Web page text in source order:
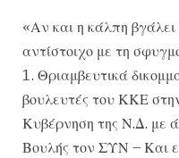
«Αν και η κάλπη
αντίστοιχο με τη
1. Θριαμβευτικά
βουλευτές του ΚΚΕ
Κυβέρνηση της Ν.Δ. με
Βουλής τον ΣΥΝ – Και